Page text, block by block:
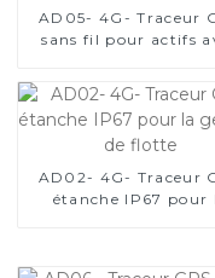
AD05- 4G- Traceur
sans fil pour actifs
AD02- 4G- Traceur
étanche IP67 pour